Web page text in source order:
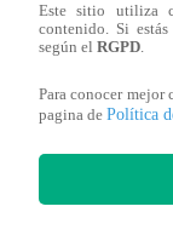
Falso delivery
Este sitio utiliza
contenido. Si
según el RGPD
Para conocer mejor
pagina de Política